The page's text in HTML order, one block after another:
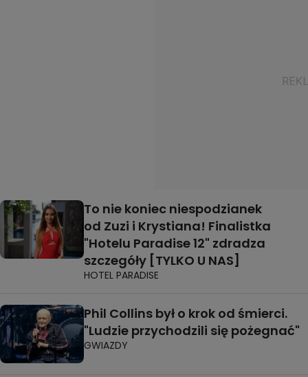
To nie koniec niespodzianek
od Zuzi i Krystiana! Finalistka
"Hotelu Paradise 12" zdradza
szczegóły [TYLKO U NAS]
HOTEL PARADISE
Phil Collins był o krok od śmierci.
"Ludzie przychodzili się pożegnać"
GWIAZDY